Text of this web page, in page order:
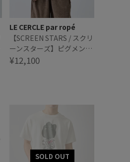
LE CERCLE par ropé
【SCREEN STARS / スクリ
ーンスターズ】ピグメント
パイルジップアップ/セッ
¥12,100